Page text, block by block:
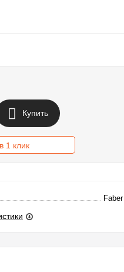
Купить
1 клик
Faber